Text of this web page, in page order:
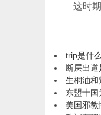
这时期，
trip是什
断层出道
生桐油和
东盟十
美国邪